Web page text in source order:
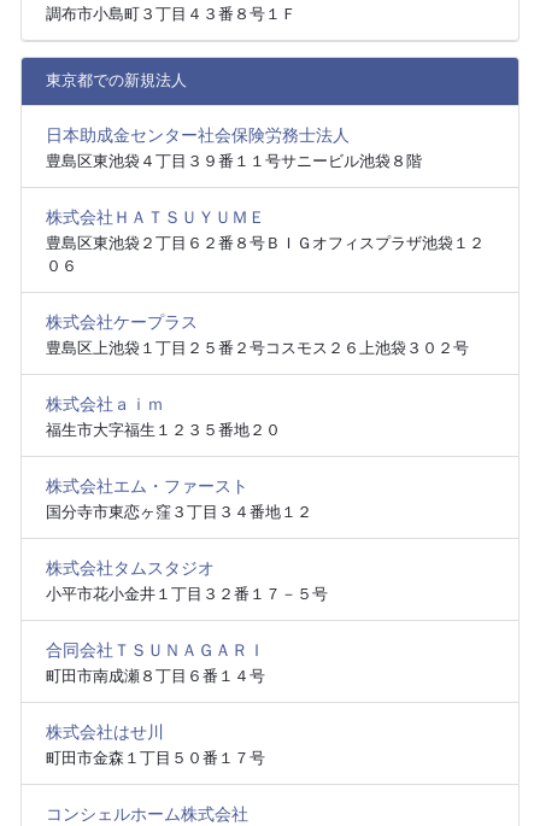
調布市小島町３丁目４３番８号１Ｆ
東京都での新規法人
日本助成金センター社会保険労務士法人
豊島区東池袋４丁目３９番１１号サニービル池袋８階
株式会社ＨＡＴＳＵＹＵＭＥ
豊島区東池袋２丁目６２番８号ＢＩＧオフィスプラザ池袋１２
０６
株式会社ケープラス
豊島区上池袋１丁目２５番２号コスモス２６上池袋３０２号
株式会社ａｉｍ
福生市大字福生１２３５番地２０
株式会社エム・ファースト
国分寺市東恋ヶ窪３丁目３４番地１２
株式会社タムスタジオ
小平市花小金井１丁目３２番１７－５号
合同会社ＴＳＵＮＡＧＡＲＩ
町田市南成瀬８丁目６番１４号
株式会社はせ川
町田市金森１丁目５０番１７号
コンシェルホーム株式会社